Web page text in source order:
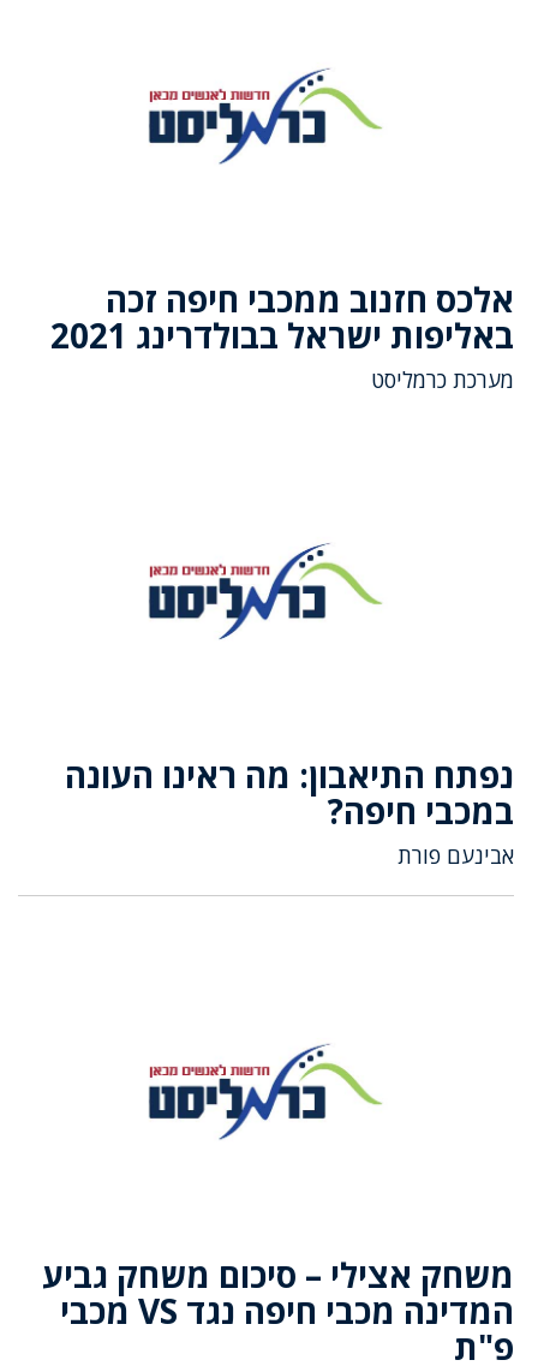
אלכס חזנוב ממכבי חיפה זכה
באליפות ישראל בבולדרינג 2021
מערכת כרמליסט
נפתח התיאבון: מה ראינו העונה
במכבי חיפה?
אבינעם פורת
משחק אצילי – סיכום משחק גביע
המדינה מכבי חיפה נגד VS מכבי
פ"ת